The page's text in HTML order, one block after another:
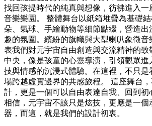
找回孩提時代的純真與想像，彷彿進入一
音樂樂園。 整體舞台以紙箱堆疊為基礎
朵、氣球、手繪動物等細節點綴，營造
趣的氛圍。繽紛的旗幟與大型喇叭象徵
表我們對元宇宙自由創造與交流精神的致
中央，像是孩童的心靈導演，引領觀眾
技與情感的沉浸式體驗。在這裡，不只是
場跨越虛實邊界的共感旅程。 這座舞台
計，更是一個可以自由表達自我、回到初
相信，元宇宙不該只是炫技，更應是一個
器，而這，就是我們的設計初衷。